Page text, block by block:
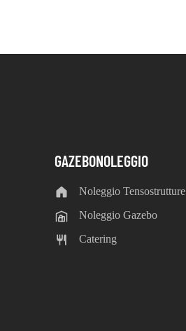
GAZEBONOLEGGIO
Noleggio Tensostrutture
Noleggio Gazebo
Catering